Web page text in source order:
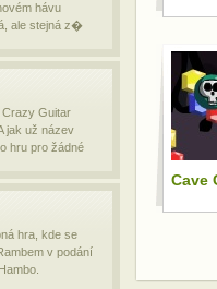
hávu
ale stejná z�
Crazy Guitar
jak už název
hru pro žádné
hra, kde se
v podání
Cave